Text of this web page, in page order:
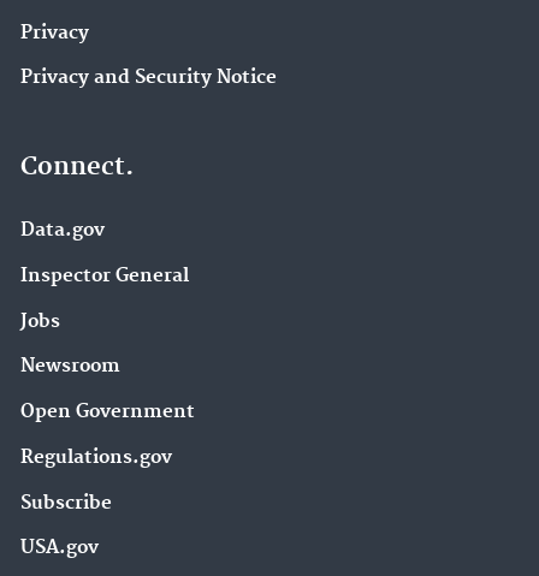
Privacy
Privacy and Security Notice
Connect.
Data.gov
Inspector General
Jobs
Newsroom
Open Government
Regulations.gov
Subscribe
USA.gov